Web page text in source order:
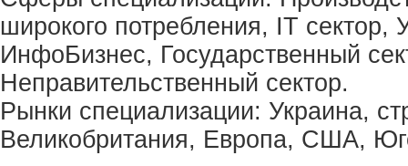
широкого потребления, IT сектор,
ИнфоБизнес, Государственный
Неправительственный сектор.
Рынки специализации: Украина,
Великобритания, Европа, США,